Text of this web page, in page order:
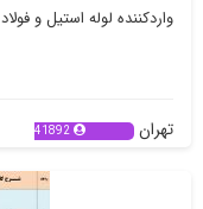
واردکننده لوله استیل و فولاد
تهران 41892